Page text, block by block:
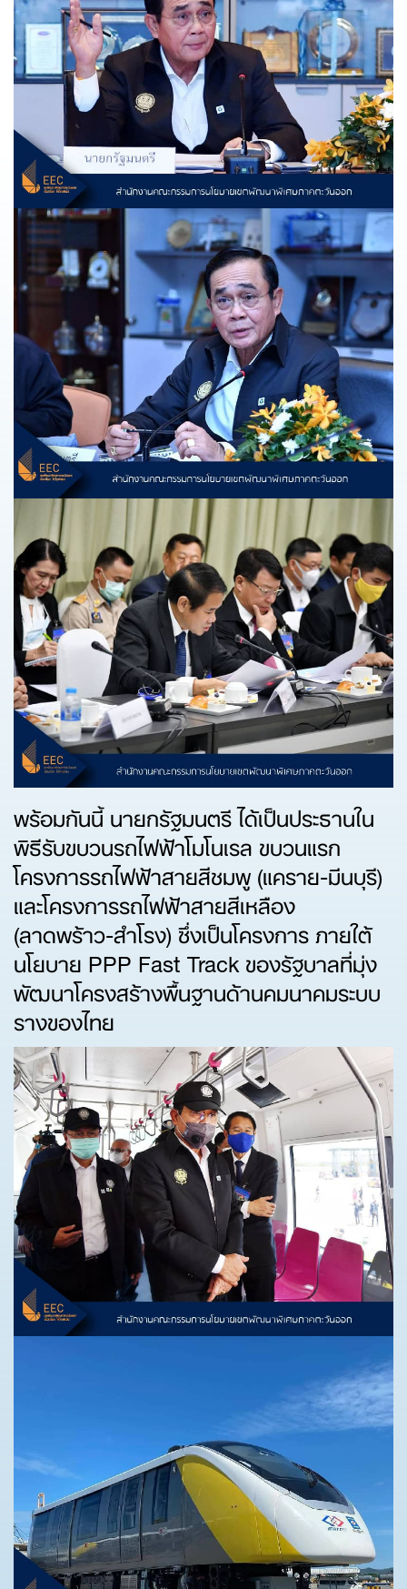
พร้อมกันนี้ นายกรัฐมนตรี ได้เป็นประธานใน
พิธีรับขบวนรถไฟฟ้าโมโนเรล ขบวนแรก
โครงการรถไฟฟ้าสายสีชมพู (แคราย-มีนบุรี)
และโครงการรถไฟฟ้าสายสีเหลือง
(ลาดพร้าว-สำโรง) ซึ่งเป็นโครงการ ภายใต้
นโยบาย PPP Fast Track ของรัฐบาลที่มุ่ง
พัฒนาโครงสร้างพื้นฐานด้านคมนาคมระบบ
รางของไทย